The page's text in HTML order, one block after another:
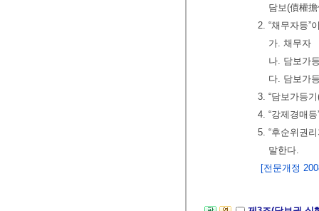
담보(債權
2. “채무자등”
가. 채무자
나. 담보가
다. 담보가
3. “담보가등
4. “강제경매
5. “후순위권
말한다.
[전문개정